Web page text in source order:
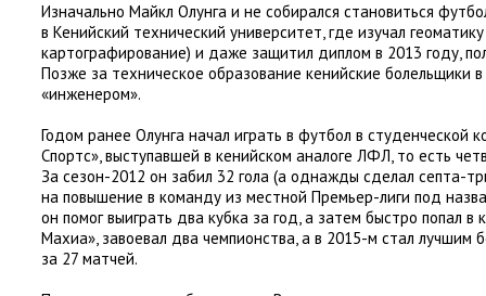
Изначально Майкл Олунга и не собирался становиться
в Кенийский технический университет, где изучал геоматику
картографирование) и даже защитил диплом в 2013 году,
Позже за техническое образование кенийские болельщики
«инженером».
Годом ранее Олунга начал играть в футбол в студенческой
Спортс», выступавшей в кенийском аналоге ЛФЛ, то есть
За сезон-2012 он забил 32 гола (а однажды сделал септа-
на повышение в команду из местной Премьер-лиги под
он помог выиграть два кубка за год, а затем быстро попал в
Махиа», завоевал два чемпионства, а в 2015-м стал лучшим
за 27 матчей.